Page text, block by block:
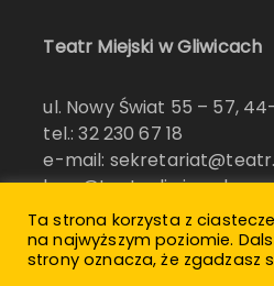
Teatr Miejski w Gliwicach
ul. Nowy Świat 55 – 57,
tel.: 32 230 67 18
e-mail:
bow@teatr.gliwice.pl
Ta strona korzysta z
na najwyższym poziomie.
strony oznacza, że zgadzasz